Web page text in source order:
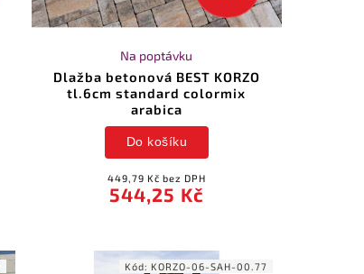
Dlažba betonová BEST KORZO
tl.6cm standard colormix
arabica
Na poptávku
449,79 Kč bez DPH
544,25 Kč
Do košíku
Kód: KORZO-06-SAH-00.77